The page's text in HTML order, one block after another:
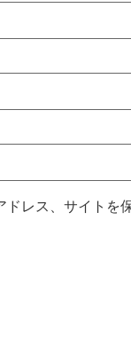
レス、サイトを保